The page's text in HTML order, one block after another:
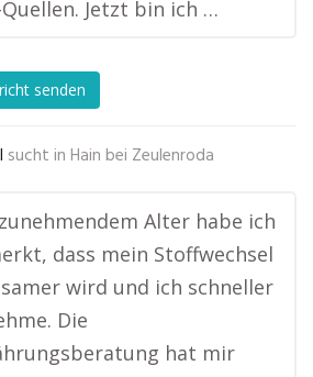
Quellen. Jetzt bin ich …
senden
sucht in Hain bei Zeulenroda
Alter habe ich
dass mein Stoffwechsel
wird und ich schneller
Die
hat mir